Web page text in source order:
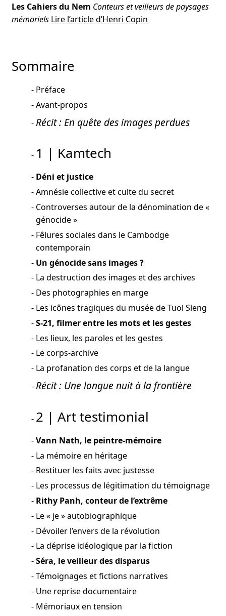
Les Cahiers du Nem Conteurs et veilleurs de paysages
mémoriels Lire l’article d’Henri Copin
Sommaire
Préface
Avant-propos
Récit : En quête des images perdues
1 | Kamtech
Déni et justice
Amnésie collective et culte du secret
Controverses autour de la dénomination de «
génocide »
Fêlures sociales dans le Cambodge
contemporain
Un génocide sans images ?
La destruction des images et des archives
Des photographies en marge
Les icônes tragiques du musée de Tuol Sleng
S-21, filmer entre les mots et les gestes
Les lieux, les paroles et les gestes
Le corps-archive
La profanation des corps et de la langue
Récit : Une longue nuit à la frontière
2 | Art testimonial
Vann Nath, le peintre-mémoire
La mémoire en héritage
Restituer les faits avec justesse
Les processus de légitimation du témoignage
Rithy Panh, conteur de l’extrême
Le « je » autobiographique
Dévoiler l’envers de la révolution
La déprise idéologique par la fiction
Séra, le veilleur des disparus
Témoignages et fictions narratives
Une reprise documentaire
Mémoriaux en tension